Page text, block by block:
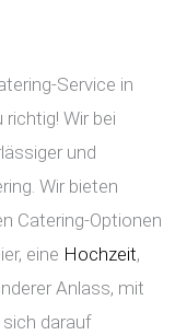
Service in
Wir bei
und
Wir bieten
Catering-Optionen
eine Hochzeit,
Anlass, mit
darauf